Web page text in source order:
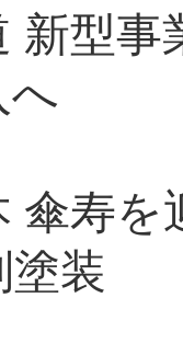
新型
へ
傘寿
装